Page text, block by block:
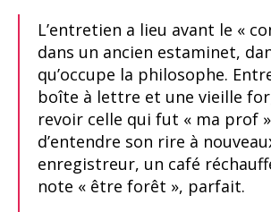
L’entretien a lieu avant le «
dans un ancien estaminet,
qu’occupe la philosophe.
boîte à lettre et une vieille
revoir celle qui fut « ma prof
d’entendre son rire à
enregistreur, un café
note « être forêt », parfait.